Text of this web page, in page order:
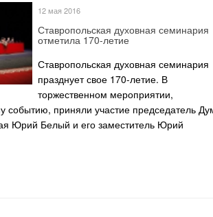
12 мая 2016
Ставропольская духовная семинария
отметила 170-летие
Ставропольская духовная семинария
празднует свое 170-летие. В
торжественном мероприятии,
событию, приняли участие председатель
Юрий Белый и его заместитель Юрий